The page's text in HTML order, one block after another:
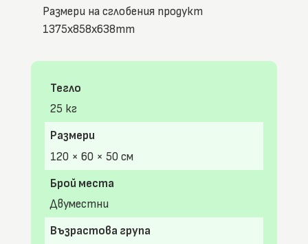
Размери на сглобения продукт
1375x858x638mm
Тегло
25 кг
Размери
120 × 60 × 50 см
Брой места
Двуместни
Възрастова група